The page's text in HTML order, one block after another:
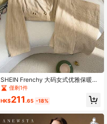
SHEIN Frenchy 大码女式优雅保暖浅
黄色灯芯绒西装套装，宽松短款西装
外套和高腰 A 字迷你裙，2 件套秋冬
新品
僅剩1件
HK$211.65 -18%